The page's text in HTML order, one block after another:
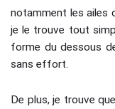
notamment les ailes
je le trouve tout
forme du dessous
sans effort.
De plus, je trouve